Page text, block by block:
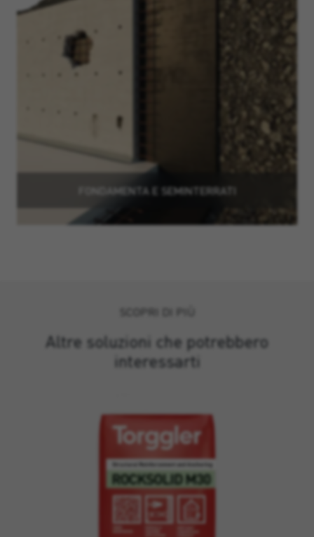
FONDAMENTA E SEMINTERRATI
Altre soluzioni che potrebbero
interessarti